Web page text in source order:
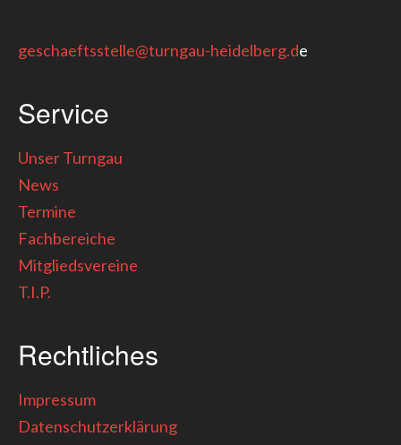
geschaeftsstelle@turngau-heidelberg.de
Service
Unser Turngau
News
Termine
Fachbereiche
Mitgliedsvereine
T.I.P.
Rechtliches
Impressum
Datenschutzerklärung